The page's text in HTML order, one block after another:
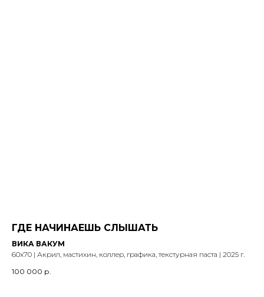
ГДЕ НАЧИНАЕШЬ СЛЫШАТЬ
ВИКА ВАКУМ
60х70 | Акрил, мастихин, коллер, графика, текстурная паста | 2025 г.
100 000 р.